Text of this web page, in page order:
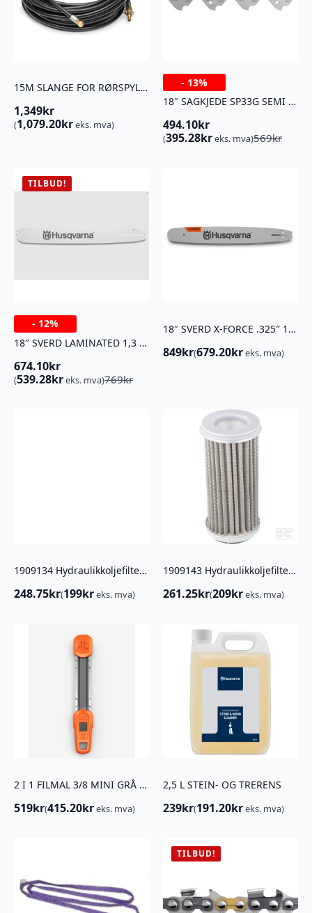
15M SLANGE FOR RØRSPYLING
1,349kr
(1,079.20kreks. mva)
- 13%
18″ SAGKJEDE SP33G SEMI CHISEL PI 72dl
569kr
Opprinnelig
494.10kr
Nåværende
(395.28kreks. mva)
TILBUD!
- 12%
18″ SVERD LAMINATED 1,3 .325″
769kr
Opprinnelig
674.10kr
Nåværende
(539.28kreks. mva)
18″ SVERD X-FORCE .325″ 1.3MM PIX
849kr(679.20kreks. mva)
1909134 Hydraulikkoljefilter CNHI
248.75kr(199kreks. mva)
1909143 Hydraulikkoljefilter CNHI
261.25kr(209kreks. mva)
2 I 1 FILMAL 3/8 MINI GRÅ 4,0 Husqvarna
519kr(415.20kreks. mva)
2,5 L STEIN- OG TRERENS
239kr(191.20kreks. mva)
TILBUD!